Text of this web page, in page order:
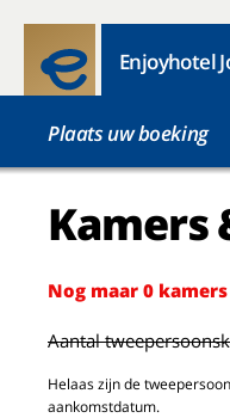
Enjoyhotel
Plaats uw boeking
Kamers
Nog maar 0
Aantal
Helaas zijn de
aankomstdatum.